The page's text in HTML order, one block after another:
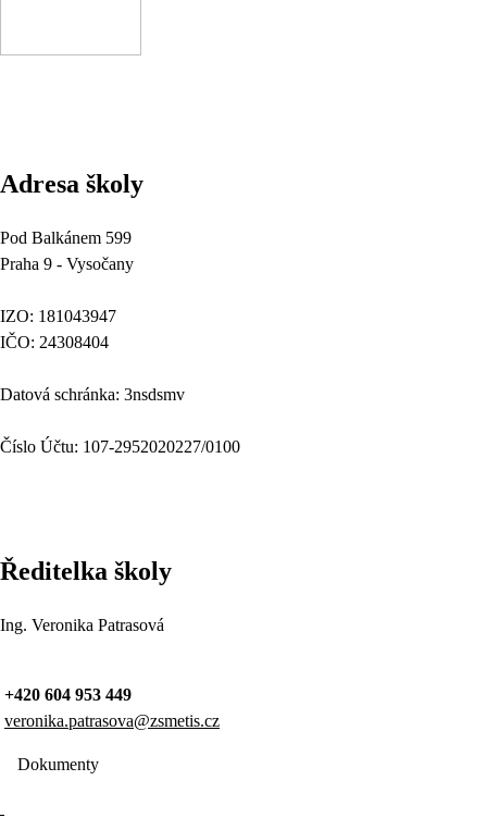
Adresa školy
Pod Balkánem 599
Praha 9 - Vysočany
IZO: 181043947
IČO: 24308404
Datová schránka: 3nsdsmv
Číslo Účtu: 107-2952020227/0100
Ředitelka školy
Ing. Veronika Patrasová
+420 604 953 449
veronika.patrasova@zsmetis.cz
Dokumenty